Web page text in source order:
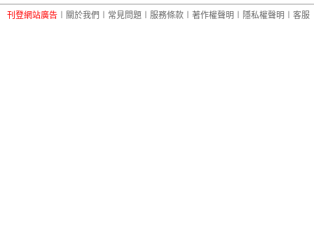
刊登網站廣告 關於我們 常見問題 服務條款 著作權聲明 隱私權聲明 客服